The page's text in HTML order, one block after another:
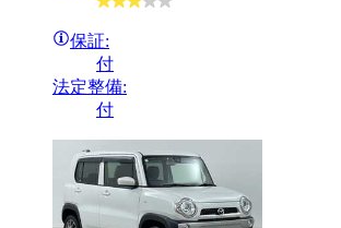
保証:
付
法定整備:
付